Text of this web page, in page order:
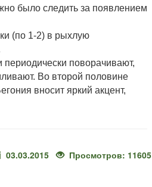
было следить за появлением
(по 1-2) в рыхлую
поворачивают,
Во второй половине
вносит яркий акцент,
03.03.2015 Просмотров: 11605